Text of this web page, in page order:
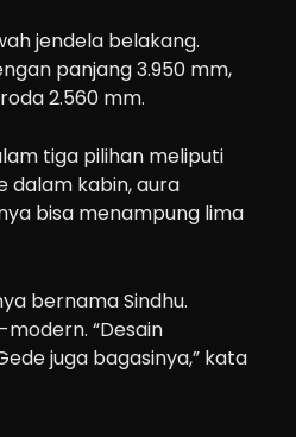
jendela belakang.
panjang 3.950 mm,
2.560 mm.
tiga pilihan meliputi
dalam kabin, aura
bisa menampung lima
bernama Sindhu.
“Desain
juga bagasinya,” kata